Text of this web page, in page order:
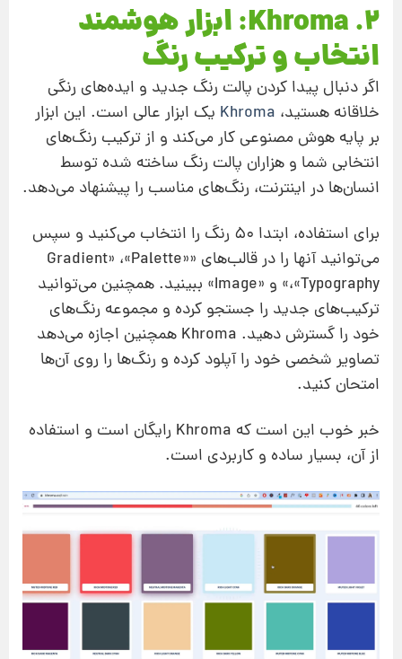
۲. Khroma: ابزار هوشمند
انتخاب و ترکیب رنگ
اگر دنبال پیدا کردن پالت رنگ جدید و ایده‌های رنگی
خلاقانه هستید، Khroma یک ابزار عالی است. این ابزار
بر پایه هوش مصنوعی کار می‌کند و از ترکیب رنگ‌های
انتخابی شما و هزاران پالت رنگ ساخته شده توسط
انسان‌ها در اینترنت، رنگ‌های مناسب را پیشنهاد می‌دهد.
برای استفاده، ابتدا ۵۰ رنگ را انتخاب می‌کنید و سپس
می‌توانید آنها را در قالب‌های «Gradient» ،«Palette»
،«Typography» و «Image» ببینید. همچنین می‌توانید
ترکیب‌های جدید را جستجو کرده و مجموعه رنگ‌های
خود را گسترش دهید. Khroma همچنین اجازه می‌دهد
تصاویر شخصی خود را آپلود کرده و رنگ‌ها را روی آن‌‌ها
امتحان کنید.
خبر خوب این است که Khroma رایگان است و استفاده
از آن، بسیار ساده و کاربردی است.